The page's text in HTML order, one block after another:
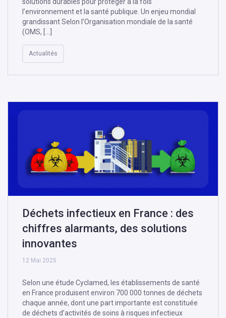
solutions durables pour protéger à la fois
l’environnement et la santé publique. Un enjeu mondial
grandissant Selon l’Organisation mondiale de la santé
(OMS, […]
Actualités
Déchets infectieux en France : des
chiffres alarmants, des solutions
innovantes
12 Mai 2025
Selon une étude Cyclamed, les établissements de santé
en France produisent environ 700 000 tonnes de déchets
chaque année, dont une part importante est constituée
de déchets d’activités de soins à risques infectieux